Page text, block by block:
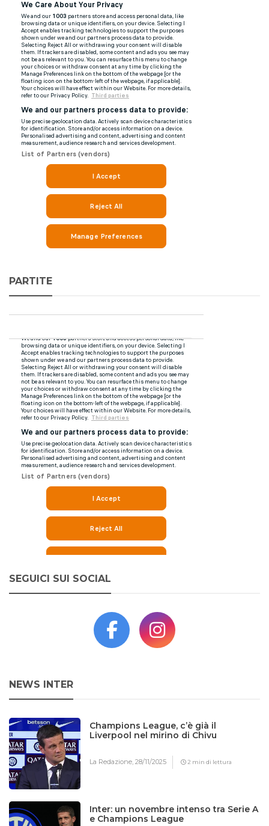
PARTITE
SEGUICI SUI SOCIAL
NEWS INTER
Champions League, c’è già il
Liverpool nel mirino di Chivu
La Redazione,28/11/2025 2 min di lettura
Inter: un novembre intenso tra Serie A
e Champions League